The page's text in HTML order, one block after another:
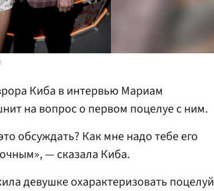
Киба в интервью Мариам
на вопрос о первом поцелуе с ним.
обсуждать? Как мне надо тебе его
— сказала Киба.
девушке охарактеризовать поцелуй